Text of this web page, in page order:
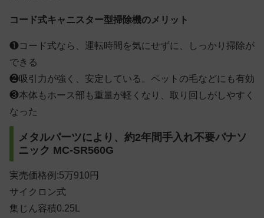
コード式キャニスター型掃除機のメリット
❶コード式なら、運転時間を気にせずに、しっかり掃除が
できる
❷吸引力が強く、安定している。ペットの毛などにも有効
❸本体もホース部も重量が軽くなり、取り回しがしやすく
なった
メタルパーツにより、約2年間手入れ不要パナソ
ニック MC-SR560G
実売価格例:5万910円
サイクロン式
集じん容積0.25L